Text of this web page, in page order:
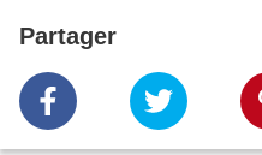
Partager